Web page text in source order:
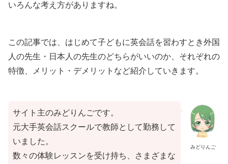
いろんな考え方がありますね。
この記事では、はじめて子どもに英会話を習わすとき外国
人の先生・日本人の先生のどちらがいいのか、それぞれの
特徴、メリット・デメリットなど紹介していきます。
みどりんご
サイト主のみどりんごです。
元大手英会話スクールで教師として勤務して
いました。
数々の体験レッスンを受け持ち、さまざまな